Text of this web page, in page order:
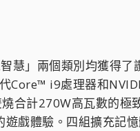
慧」兩個類別均獲得了
Core™ i9處理器和
合計270W高瓦數的極
戲體驗。四組擴充記